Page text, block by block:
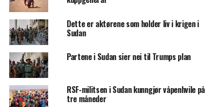
Dette er aktørene som holder liv i krigen i
Sudan
Partene i Sudan sier nei til Trumps plan
RSF-militsen i Sudan kunngjør våpenhvile på
tre måneder